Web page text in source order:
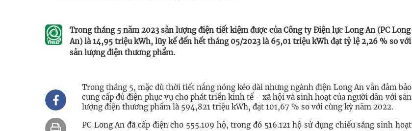
Trong tháng 5 năm 2023 sản lượng điện tiết kiệm được của Công ty Điện lực Long An (PC Long
An) là 14,95 triệu kWh, lũy kế đến hết tháng 05/2023 là 65,01 triệu kWh đạt tỷ lệ 2,26 % so với
sản lượng điện thương phẩm.
Trong tháng 5, mặc dù thời tiết nắng nóng kéo dài nhưng ngành điện Long An vẫn đảm bảo
cung cấp đủ điện phục vụ cho phát triển kinh tế - xã hội và sinh hoạt của người dân với sản
lượng điện thương phẩm là 594,821 triệu kWh, đạt 101,67 % so với cùng kỳ năm 2022.
PC Long An đã cấp điện cho 555.109 hộ, trong đó 516.121 hộ sử dụng chiếu sáng sinh hoạt